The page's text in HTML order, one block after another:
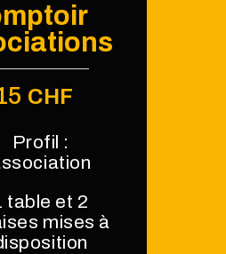
CHF
Profil :
table et 2
mises à